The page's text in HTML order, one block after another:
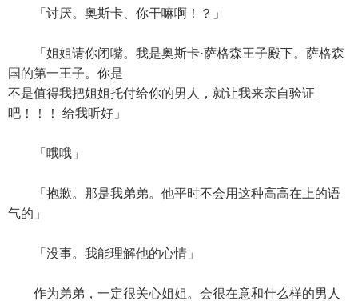
「讨厌。奥斯卡、你干嘛啊！？」
「姐姐请你闭嘴。我是奥斯卡·萨格森王子殿下。萨格森
国的第一王子。你是
不是值得我把姐姐托付给你的男人，就让我来亲自验证
吧！！！ 给我听好」
「哦哦」
「抱歉。那是我弟弟。他平时不会用这种高高在上的语
气的」
「没事。我能理解他的心情」
作为弟弟，一定很关心姐姐。会很在意和什么样的男人